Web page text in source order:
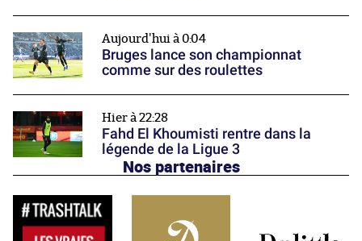
Aujourd'hui à 0:04
Bruges lance son championnat
comme sur des roulettes
Hier à 22:28
Fahd El Khoumisti rentre dans la
légende de la Ligue 3
Nos partenaires